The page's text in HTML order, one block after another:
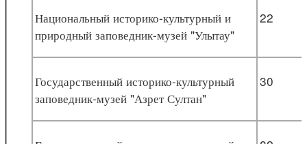
Национальный историко-культурный и
природный заповедник-музей "Улытау"
22
Государственный историко-культурный
заповедник-музей "Азрет Султан"
30